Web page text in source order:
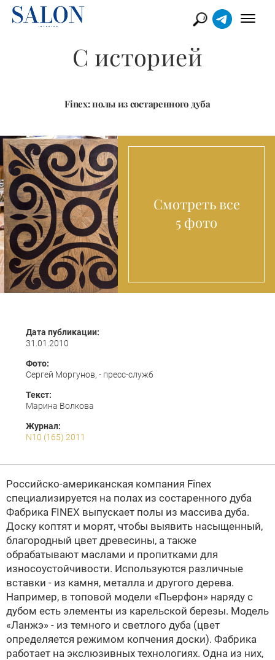
С историей
Finex: полы из состаренного дуба
Смотреть все
5 фото
Дата публикации:
31.01.2010
Фото:
Сергей Моргунов, - пресс-служб
Текст:
Марина Волкова
Журнал:
N10 (165) 2011
Российско-американская компания Finex
специализируется на полах из состаренного дуба
Фабрика FINEX выпускает полы из массива дуба.
Доску коптят и морят, чтобы выявить насыщенный,
благородный цвет древесины, а также
обрабатывают маслами и пропитками для
износоустойчивости. Используются различные
вставки - из камня, металла и другого дерева.
Например, в топовой модели «Пьерфон» наряду с
дубом есть элементы из карельской березы. Модель
«Ланжэ» - из темного и светлого дуба (цвет
определяется режимом копчения доски). Фабрика
работает на экслюзивных технологиях. Одна из них,